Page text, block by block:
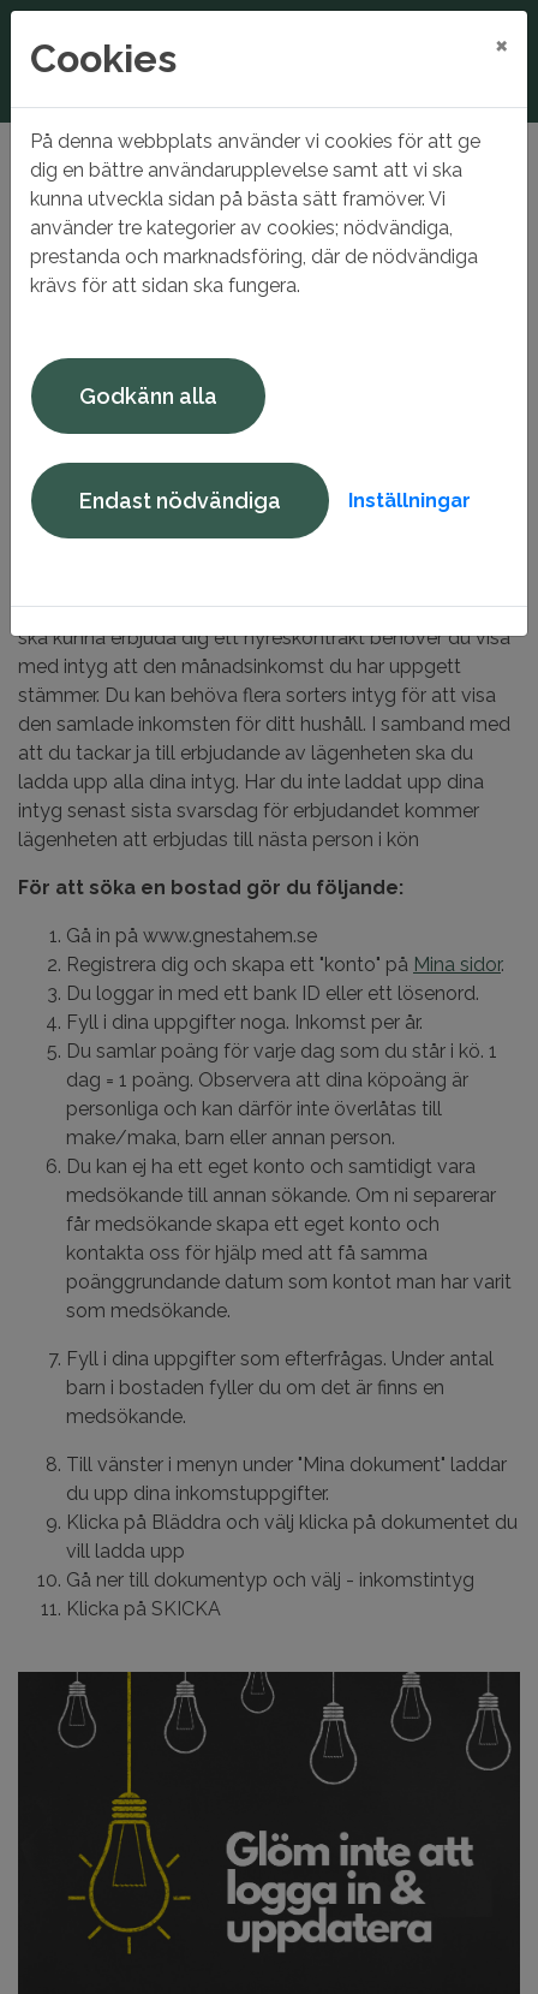
Hem Mina sidor Registrera dig
Registrera dig
Såhär registrerar du dig hos oss
Du gör intresseanmälan på
Lediga bostäder visas under:
Du kan prenumerera på lediga lägenheter via e-post. Du
lediga lägenheter som passar dina önskemål. För att vi
ska kunna erbjuda dig ett hyreskontrakt behöver du visa
med intyg att den månadsinkomst du har uppgett
stämmer. Du kan behöva flera sorters intyg för att visa
den samlade inkomsten för ditt hushåll. I samband med
att du tackar ja till erbjudande av lägenheten ska du
ladda upp alla dina intyg. Har du inte laddat upp dina
intyg senast sista svarsdag för erbjudandet kommer
lägenheten att erbjudas till nästa person i kön
För att söka en bostad gör du följande:
Gå in på www.gnestahem.se
Registrera dig och skapa ett "konto" på Mina sidor.
Du loggar in med ett bank ID eller ett lösenord.
Fyll i dina uppgifter noga. Inkomst per år.
Du samlar poäng för varje dag som du står i kö. 1
dag = 1 poäng. Observera att dina köpoäng är
personliga och kan därför inte överlåtas till
make/maka, barn eller annan person.
Du kan ej ha ett eget konto och samtidigt vara
medsökande till annan sökande. Om ni separerar
får medsökande skapa ett eget konto och
kontakta oss för hjälp med att få samma
poänggrundande datum som kontot man har varit
som medsökande.
Fyll i dina uppgifter som efterfrågas. Under antal
barn i bostaden fyller du om det är finns en
medsökande.
Till vänster i menyn under "Mina dokument" laddar
du upp dina inkomstuppgifter.
Klicka på Bläddra och välj klicka på dokumentet du
vill ladda upp
Gå ner till dokumentyp och välj - inkomstintyg
Klicka på SKICKA
Cookies ×
På denna webbplats använder vi cookies för att ge
dig en bättre användarupplevelse samt att vi ska
kunna utveckla sidan på bästa sätt framöver. Vi
använder tre kategorier av cookies; nödvändiga,
prestanda och marknadsföring, där de nödvändiga
krävs för att sidan ska fungera.
Godkänn alla
Endast nödvändiga Inställningar